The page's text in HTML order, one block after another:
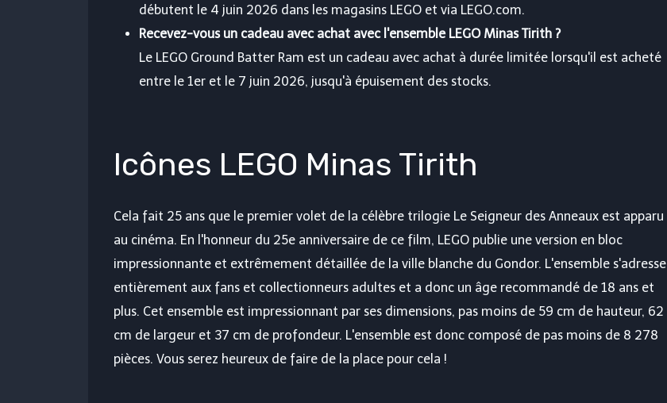
débutent le 4 juin 2026 dans les magasins LEGO et via LEGO.com.
Recevez-vous un cadeau avec achat avec l'ensemble LEGO Minas Tirith ?
Le LEGO Ground Batter Ram est un cadeau avec achat à durée limitée lorsqu'il est acheté
entre le 1er et le 7 juin 2026, jusqu'à épuisement des stocks.
Icônes LEGO Minas Tirith
Cela fait 25 ans que le premier volet de la célèbre trilogie Le Seigneur des Anneaux est apparu
au cinéma. En l'honneur du 25e anniversaire de ce film, LEGO publie une version en bloc
impressionnante et extrêmement détaillée de la ville blanche du Gondor. L'ensemble s'adresse
entièrement aux fans et collectionneurs adultes et a donc un âge recommandé de 18 ans et
plus. Cet ensemble est impressionnant par ses dimensions, pas moins de 59 cm de hauteur, 62
cm de largeur et 37 cm de profondeur. L'ensemble est donc composé de pas moins de 8 278
pièces. Vous serez heureux de faire de la place pour cela !